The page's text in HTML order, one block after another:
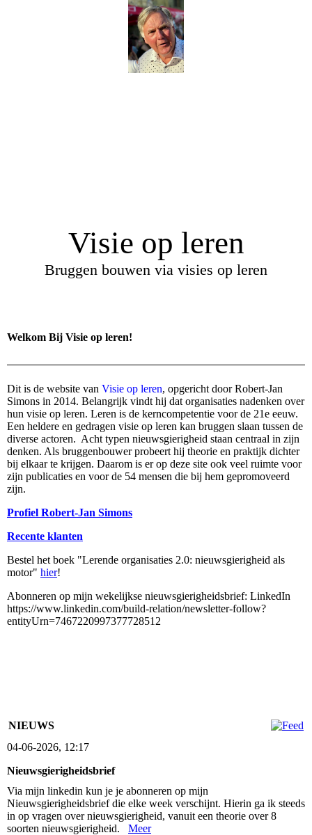
Visie op leren
Bruggen bouwen via visies op leren
Welkom Bij Visie op leren!
Dit is de website van Visie op leren, opgericht door Robert-Jan
Simons in 2014. Belangrijk vindt hij dat organisaties nadenken over
hun visie op leren. Leren is de kerncompetentie voor de 21e eeuw.
Een heldere en gedragen visie op leren kan bruggen slaan tussen de
diverse actoren. Acht typen nieuwsgierigheid staan centraal in zijn
denken. Als bruggenbouwer probeert hij theorie en praktijk dichter
bij elkaar te krijgen. Daarom is er op deze site ook veel ruimte voor
zijn publicaties en voor de 54 mensen die bij hem gepromoveerd
zijn.
Profiel Robert-Jan Simons
Recente klanten
Bestel het boek "Lerende organisaties 2.0: nieuwsgierigheid als
motor" hier!
Abonneren op mijn wekelijkse nieuwsgierigheidsbrief: LinkedIn
https://www.linkedin.com/build-relation/newsletter-follow?
entityUrn=7467220997377728512
NIEUWS
04-06-2026, 12:17
Nieuwsgierigheidsbrief
Via mijn linkedin kun je je abonneren op mijn
Nieuwsgierigheidsbrief die elke week verschijnt. Hierin ga ik steeds
in op vragen over nieuwsgierigheid, vanuit een theorie over 8
soorten nieuwsgierigheid. Meer